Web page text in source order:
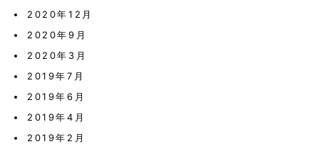
2020年12月
2020年9月
2020年3月
2019年7月
2019年6月
2019年4月
2019年2月